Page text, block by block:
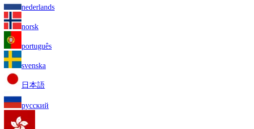
nederlands
norsk
português
svenska
日本語
русский